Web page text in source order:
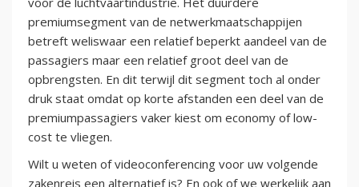
premiumsegment van de netwerkmaatschappijen
betreft weliswaar een relatief beperkt aandeel van de
passagiers maar een relatief groot deel van de
opbrengsten. En dit terwijl dit segment toch al onder
druk staat omdat op korte afstanden een deel van de
premiumpassagiers vaker kiest om economy of low-
cost te vliegen.
Wilt u weten of videoconferencing voor uw volgende
zakenreis een alternatief is? En ook of we werkelijk aan